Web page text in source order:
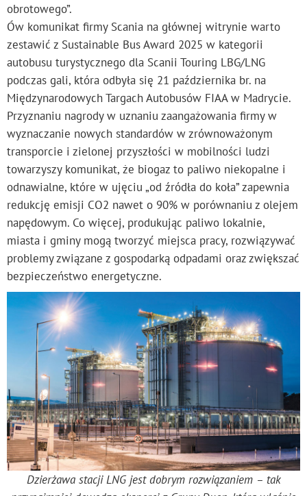
obrotowego”.
Ów komunikat firmy Scania na głównej witrynie warto
zestawić z Sustainable Bus Award 2025 w kategorii
autobusu turystycznego dla Scanii Touring LBG/LNG
podczas gali, która odbyła się 21 października br. na
Międzynarodowych Targach Autobusów FIAA w Madrycie.
Przyznaniu nagrody w uznaniu zaangażowania firmy w
wyznaczanie nowych standardów w zrównoważonym
transporcie i zielonej przyszłości w mobilności ludzi
towarzyszy komunikat, że biogaz to paliwo niekopalne i
odnawialne, które w ujęciu „od źródła do koła” zapewnia
redukcję emisji CO2 nawet o 90% w porównaniu z olejem
napędowym. Co więcej, produkując paliwo lokalnie,
miasta i gminy mogą tworzyć miejsca pracy, rozwiązywać
problemy związane z gospodarką odpadami oraz zwiększać
bezpieczeństwo energetyczne.
Dzierżawa stacji LNG jest dobrym rozwiązaniem – tak